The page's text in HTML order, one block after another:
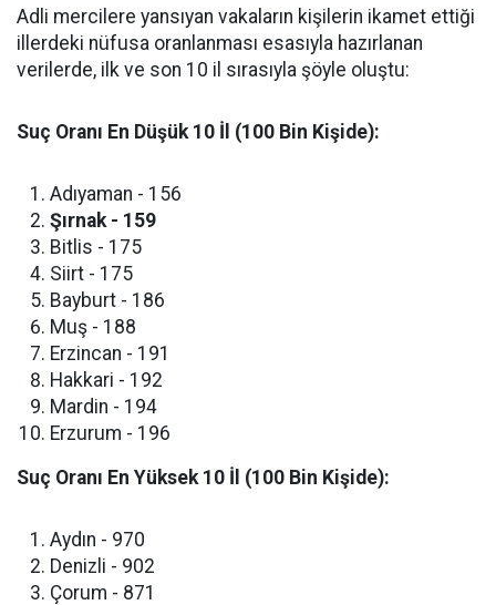
​Adli mercilere yansıyan vakaların kişilerin ikamet ettiği
illerdeki nüfusa oranlanması esasıyla hazırlanan
verilerde, ilk ve son 10 il sırasıyla şöyle oluştu:
Suç Oranı En Düşük 10 İl (100 Bin Kişide):
​Adıyaman - 156
Şırnak - 159
​Bitlis - 175
​Siirt - 175
​Bayburt - 186
​Muş - 188
​Erzincan - 191
​Hakkari - 192
​Mardin - 194
​Erzurum - 196
Suç Oranı En Yüksek 10 İl (100 Bin Kişide):
​Aydın - 970
​Denizli - 902
​Çorum - 871